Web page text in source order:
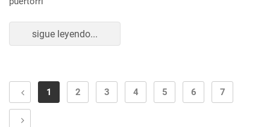
sigue leyendo...
1 2 3 4 5 6 7